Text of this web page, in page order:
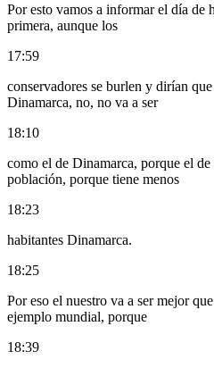
Por esto vamos a informar el día de
primera, aunque los
17:59
conservadores se burlen y dirían
Dinamarca, no, no va a ser
18:10
como el de Dinamarca, porque el
población, porque tiene menos
18:23
habitantes Dinamarca.
18:25
Por eso el nuestro va a ser mejor
ejemplo mundial, porque
18:39